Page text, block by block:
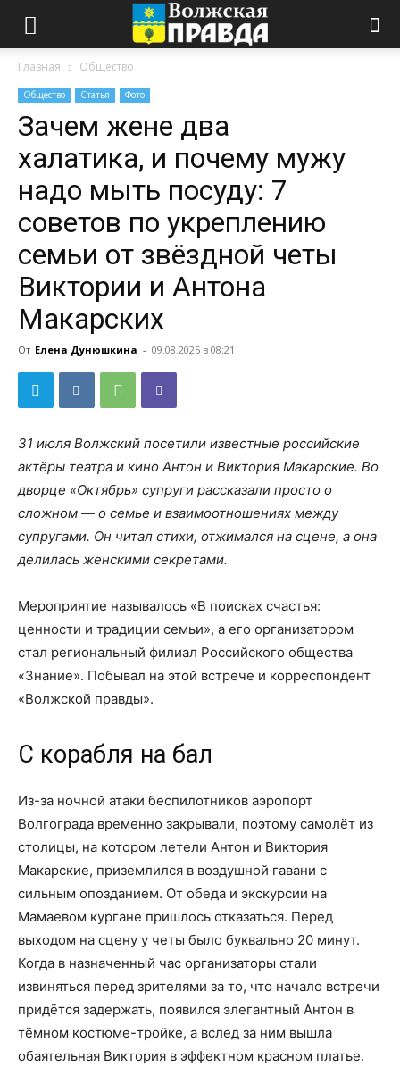
Главная Общество
Общество Статья Фото
Зачем жене два
халатика, и почему мужу
надо мыть посуду: 7
советов по укреплению
семьи от звёздной четы
Виктории и Антона
Макарских
От Елена Дунюшкина - 09.08.2025 в 08:21
31 июля Волжский посетили известные российские
актёры театра и кино Антон и Виктория Макарские. Во
дворце «Октябрь» супруги рассказали просто о
сложном — о семье и взаимоотношениях между
супругами. Он читал стихи, отжимался на сцене, а она
делилась женскими секретами.
Мероприятие называлось «В поисках счастья:
ценности и традиции семьи», а его организатором
стал региональный филиал Российского общества
«Знание». Побывал на этой встрече и корреспондент
«Волжской правды».
С корабля на бал
Из-за ночной атаки беспилотников аэропорт
Волгограда временно закрывали, поэтому самолёт из
столицы, на котором летели Антон и Виктория
Макарские, приземлился в воздушной гавани с
сильным опозданием. От обеда и экскурсии на
Мамаевом кургане пришлось отказаться. Перед
выходом на сцену у четы было буквально 20 минут.
Когда в назначенный час организаторы стали
извиняться перед зрителями за то, что начало встречи
придётся задержать, появился элегантный Антон в
тёмном костюме-тройке, а вслед за ним вышла
обаятельная Виктория в эффектном красном платье.